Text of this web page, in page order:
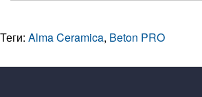
Теги: Alma Ceramica, Beton PRO